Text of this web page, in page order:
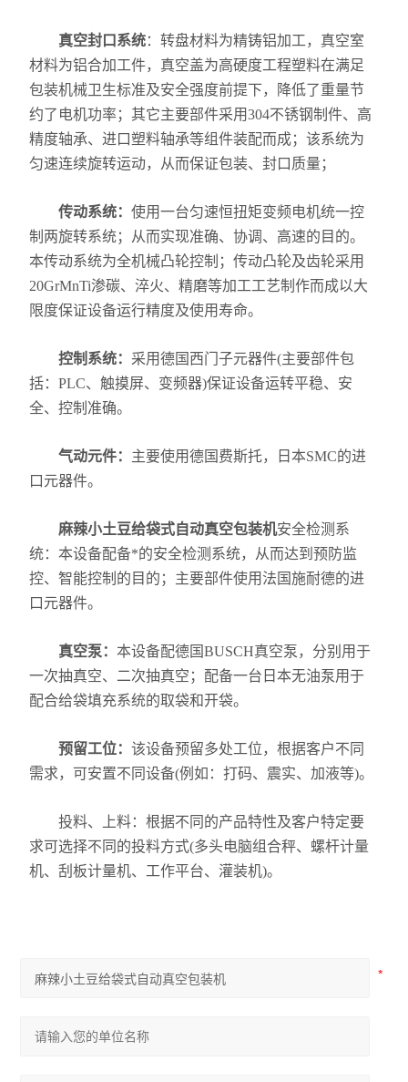
真空封口系统：转盘材料为精铸铝加工，真空室
材料为铝合加工件，真空盖为高硬度工程塑料在满足
包装机械卫生标准及安全强度前提下，降低了重量节
约了电机功率；其它主要部件采用304不锈钢制件、高
精度轴承、进口塑料轴承等组件装配而成；该系统为
匀速连续旋转运动，从而保证包装、封口质量；
传动系统：使用一台匀速恒扭矩变频电机统一控
制两旋转系统；从而实现准确、协调、高速的目的。
本传动系统为全机械凸轮控制；传动凸轮及齿轮采用
20GrMnTi渗碳、淬火、精磨等加工工艺制作而成以大
限度保证设备运行精度及使用寿命。
控制系统： 采用德国西门子元器件(主要部件包
括：PLC、触摸屏、变频器)保证设备运转平稳、安
全、控制准确。
气动元件： 主要使用德国费斯托，日本SMC的进
口元器件。
麻辣小土豆给袋式自动真空包装机安全检测系
统：本设备配备*的安全检测系统，从而达到预防监
控、智能控制的目的；主要部件使用法国施耐德的进
口元器件。
真空泵：本设备配德国BUSCH真空泵，分别用于
一次抽真空、二次抽真空；配备一台日本无油泵用于
配合给袋填充系统的取袋和开袋。
预留工位：该设备预留多处工位，根据客户不同
需求，可安置不同设备(例如：打码、震实、加液等)。
投料、上料：根据不同的产品特性及客户特定要
求可选择不同的投料方式(多头电脑组合秤、螺杆计量
机、刮板计量机、工作平台、灌装机)。